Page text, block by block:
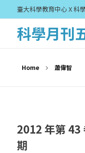
臺大科學教育中心 X 科
科學月刊
Home 蕭偉智
2012 年第 43
期